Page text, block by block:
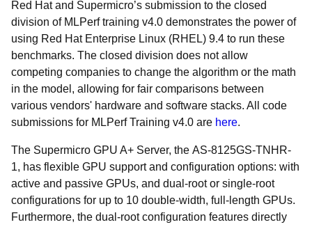
Red Hat and Supermicro’s submission to the closed
division of MLPerf training v4.0 demonstrates the power of
using Red Hat Enterprise Linux (RHEL) 9.4 to run these
benchmarks. The closed division does not allow
competing companies to change the algorithm or the math
in the model, allowing for fair comparisons between
various vendors' hardware and software stacks. All code
submissions for MLPerf Training v4.0 are here.
The Supermicro GPU A+ Server, the AS-8125GS-TNHR-
1, has flexible GPU support and configuration options: with
active and passive GPUs, and dual-root or single-root
configurations for up to 10 double-width, full-length GPUs.
Furthermore, the dual-root configuration features directly